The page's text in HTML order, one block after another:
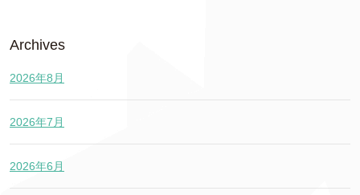
Archives
2026年8月
2026年7月
2026年6月